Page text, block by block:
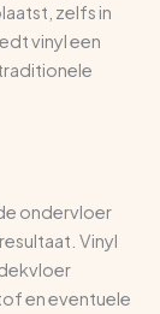
zelfs in
vinyl een
ondervloer
Vinyl
en eventuele